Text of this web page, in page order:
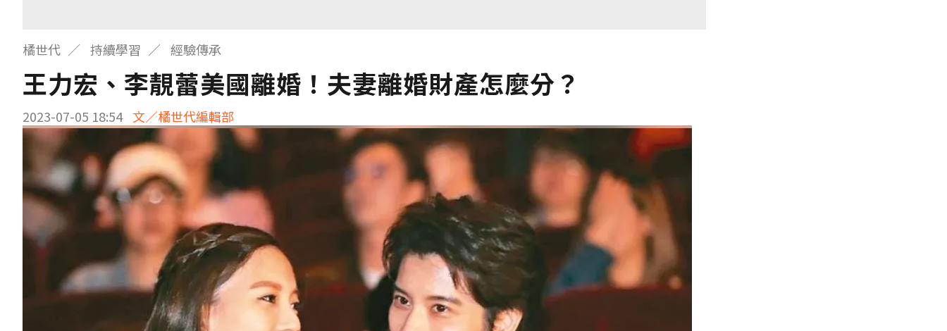
橘世代 持續學習 經驗傳承
王力宏、李靚蕾美國離婚！夫妻離婚財產怎麼分？
2023-07-05 18:54 文／橘世代編輯部